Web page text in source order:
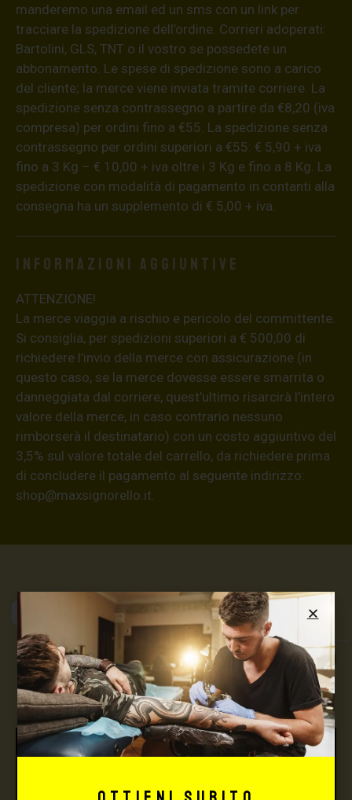
manderemo una email ed un sms con un link per
tracciare la spedizione dell’ordine. Corrieri adoperati:
Bartolini, GLS, TNT o il vostro se possedete un
abbonamento. Le spese di spedizione sono a carico
del cliente; la merce viene inviata tramite corriere. La
spedizione senza contrassegno a partire da €8,20 (iva
compresa) per ordini fino a €55. La spedizione senza
contrassegno per ordini superiori a €55: € 5,90 + iva
fino a 3 Kg – € 10,00 + iva oltre i 3 Kg e fino a 8 Kg. La
spedizione con modalità di pagamento in contanti alla
consegna ha un supplemento di € 5,00 + iva.
Informazioni aggiuntive
ATTENZIONE!
La merce viaggia a rischio e pericolo del committente.
Si consiglia, per spedizioni superiori a € 500,00 di
richiedere l’invio della merce con assicurazione (in
questo caso, se la merce dovesse essere smarrita o
danneggiata dal corriere, quest’ultimo risarcirà l’intero
valore della merce, in caso contrario nessuno
rimborserà il destinatario) con un costo aggiuntivo del
3,5% sul valore totale del carrello, da richiedere prima
di concludere il pagamento al seguente indirizzo:
shop@maxsignorello.it
Max Signorello
Tattoo Supply
TUTTO PER IL TUO
TATTOO STUDIO